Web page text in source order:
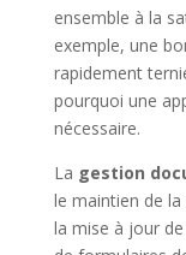
ensemble à la
exemple, une
rapidement
pourquoi une
nécessaire.
La gestion
le maintien de
la mise à jour